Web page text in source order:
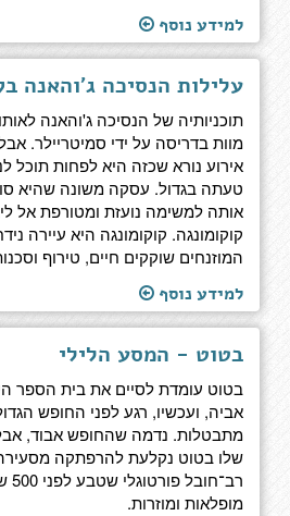
למידע נוסף
עלילות הנסיכה ג'והאנה
תוכניותיה של הנסיכה ג'והאנה
מוות בדריסה על ידי סמיטריילר.
אירוע נורא שכזה היא לפחות תוכל
טעתה בגדול. עסקה משונה שהיא
אותה למשימה נועזת ומטורפת אל
קוקומונגה. קוקומונגה היא עיירה
המוזנחים שוקקים חיים, טירוף
למידע נוסף
בטוט - המסע הלילי
בטוט עומדת לסיים את בית הספר
אביה, ועכשיו, רגע לפני החופש
מתבטלות. נדמה שהחופש אבוד,
שלו בטוט נקלעת להרפתקה
מופלאות ומוזרות.